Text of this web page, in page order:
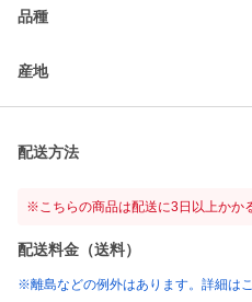
品種
産地
配送方法
※こちらの商品は配送に3日以上かか
配送料金（送料）
※離島などの例外はあります。詳細は